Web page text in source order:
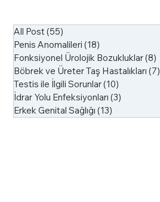
All Post (55)
Penis Anomalileri (18)
Fonksiyonel Ürolojik Bozukluklar(8)
Böbrek ve Üreter Taş Hastalıkları (7)
Testis ile İlgili Sorunlar(10)
İdrar Yolu Enfeksiyonları (3)
Erkek Genital Sağlığı (13)